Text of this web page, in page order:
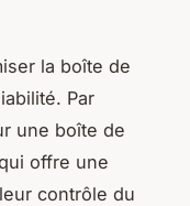
la boîte de
Par
une boîte de
offre une
contrôle du